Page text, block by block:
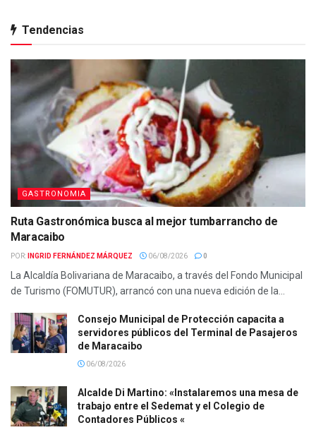
Tendencias
GASTRONOMIA
Ruta Gastronómica busca al mejor tumbarrancho de
Maracaibo
POR: INGRID FERNÁNDEZ MÁRQUEZ 06/08/2026 0
La Alcaldía Bolivariana de Maracaibo, a través del Fondo Municipal
de Turismo (FOMUTUR), arrancó con una nueva edición de la...
Consejo Municipal de Protección capacita a
servidores públicos del Terminal de Pasajeros
de Maracaibo
06/08/2026
Alcalde Di Martino: «Instalaremos una mesa de
trabajo entre el Sedemat y el Colegio de
Contadores Públicos «